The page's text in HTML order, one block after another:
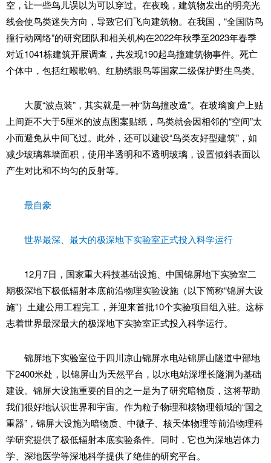
空，让一些鸟儿误以为可以穿过。在夜晚，建筑物发出的明亮光
线会使鸟类迷失方向，导致它们飞向建筑物。在我国，“全国防鸟
撞行动网络”的研究团队和相关机构在2022年秋季至2023年春季
对近1041栋建筑开展调查，共发现190起鸟撞建筑物事件。死亡
个体中，包括红喉歌鸲、红胁绣眼鸟等国家二级保护野生鸟类。
大厦“波点装”，其实就是一种“防鸟撞改造”。在玻璃窗户上贴
上间距不大于5厘米的波点图案贴纸，鸟类就会因相邻的“空间”太
小而避免从中间飞过。此外，还可以建设“鸟类友好型建筑”，如
减少玻璃幕墙面积，使用半透明和不透明玻璃，设置倾斜表面以
产生对比和不均匀的反射等。
最自豪
世界最深、最大的极深地下实验室正式投入科学运行
12月7日，国家重大科技基础设施、中国锦屏地下实验室二
期极深地下极低辐射本底前沿物理实验设施（以下简称“锦屏大设
施”）土建公用工程完工，并迎来首批10个实验项目组入驻。这标
志着世界最深最大的极深地下实验室正式投入科学运行。
锦屏地下实验室位于四川凉山锦屏水电站锦屏山隧道中部地
下2400米处，以锦屏山为天然平台，以水电站深埋长隧洞为基础
建设。锦屏大设施重要的目的之一是为了研究暗物质，这将帮助
我们很好地认识世界和宇宙。作为粒子物理和核物理领域的“国之
重器”，锦屏大设施为暗物质、中微子、核天体物理等前沿物理科
学研究提供了极低辐射本底实验条件。同时，它也为深地岩体力
学、深地医学等深地科学提供了绝佳的研究平台。